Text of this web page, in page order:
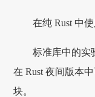
在纯 Rust 中
标准库中的实
在 Rust 夜间版本
块。